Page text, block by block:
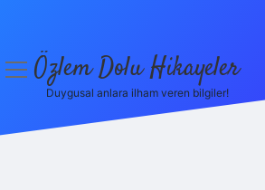
menüyüÖzlem Dolu Hikayeler
Duygusal anlara ilham veren bilgiler!